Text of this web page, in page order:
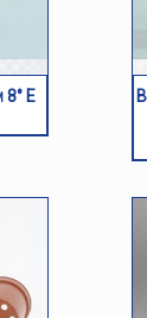
8° E